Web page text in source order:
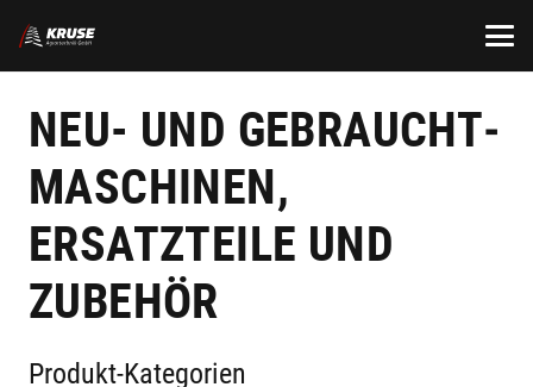
NEU- UND GEBRAUCHT­
MASCHINEN,
ERSATZTEILE UND
ZUBEHÖR
Produkt-Kategorien